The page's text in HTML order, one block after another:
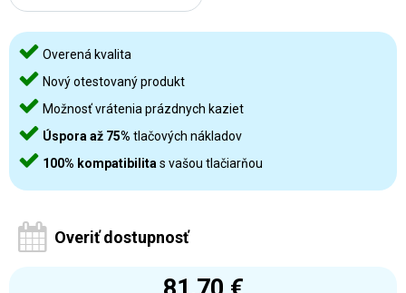
Overená kvalita
Nový otestovaný produkt
Možnosť vrátenia prázdnych kaziet
Úspora až 75% tlačových nákladov
100% kompatibilita s vašou tlačiarňou
Overiť dostupnosť